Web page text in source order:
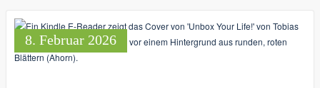
8. Februar 2026